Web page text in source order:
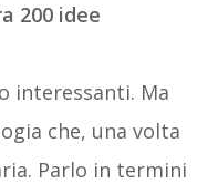
200 idee
interessanti. Ma
che, una volta
Parlo in termini